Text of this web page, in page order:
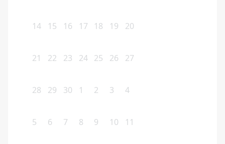
14 15 16 17 18 19 20
21 22 23 24 25 26 27
28 29 30 1 2 3 4
5 6 7 8 9 10 11